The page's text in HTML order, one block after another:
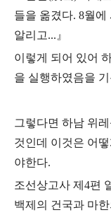
들을 옮겼다. 8월에
알리고...』
이렇게 되어 있어
을 실행하였음을
그렇다면 하남 위
것인데 이것은 어
야한다.
조선상고사 제4편
백제의 건국과 마